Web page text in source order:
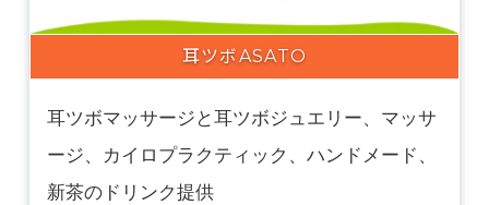
耳ツボASATO
耳ツボマッサージと耳ツボジュエリー、マッサ
ージ、カイロプラクティック、ハンドメード、
新茶のドリンク提供